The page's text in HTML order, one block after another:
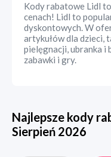
Kody rabatowe Lidl
cenach! Lidl to
dyskontowych. W
artykułów dla dzieci,
pielęgnacji, ubranka i
zabawki i gry.
Najlepsze kody
Sierpień 2026